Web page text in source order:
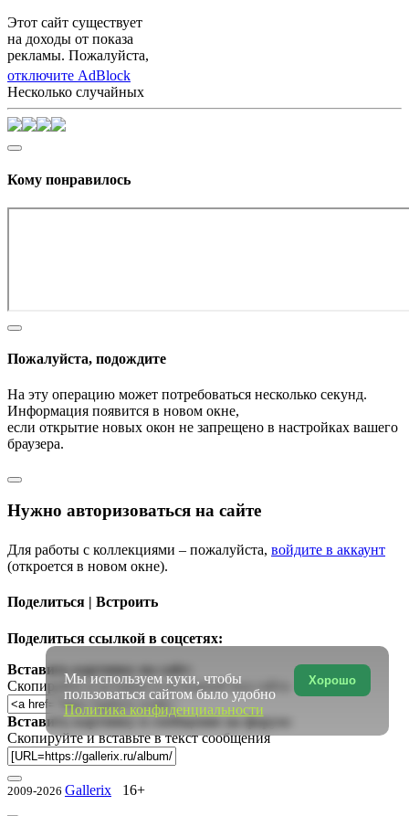
Этот сайт существует
на доходы от показа
рекламы. Пожалуйста,
отключите AdBlock
Несколько случайных
Кому понравилось
Пожалуйста, подождите
На эту операцию может потребоваться несколько секунд.
Информация появится в новом окне,
если открытие новых окон не запрещено в настройках вашего
браузера.
Нужно авторизоваться на сайте
Для работы с коллекциями – пожалуйста, войдите в аккаунт
(откроется в новом окне).
Поделиться | Встроить
Поделиться ссылкой в соцсетях:
Вставить картинку на сайт:
Скопируйте и вставьте в исходный код сайта
Вставить картинку в сообщение на форум:
Скопируйте и вставьте в текст сообщения
2009-2026 Gallerix 16+
Хорошо
Мы используем куки, чтобы
пользоваться сайтом было удобно
Политика конфиденциальности